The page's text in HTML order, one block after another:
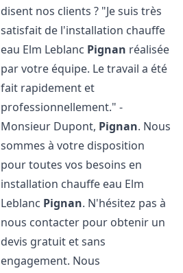
disent nos clients ? "Je suis très
satisfait de l'installation chauffe
eau Elm Leblanc Pignan réalisée
par votre équipe. Le travail a été
fait rapidement et
professionnellement." -
Monsieur Dupont, Pignan. Nous
sommes à votre disposition
pour toutes vos besoins en
installation chauffe eau Elm
Leblanc Pignan. N'hésitez pas à
nous contacter pour obtenir un
devis gratuit et sans
engagement. Nous